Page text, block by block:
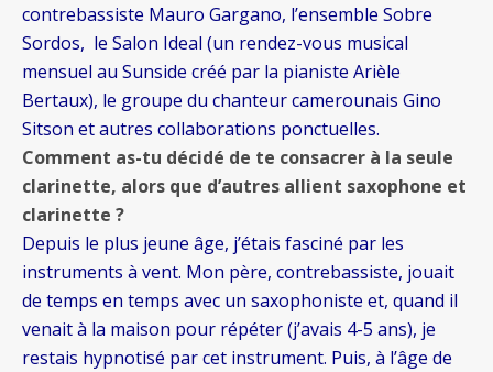
contrebassiste Mauro Gargano, l’ensemble Sobre
Sordos, le Salon Ideal (un rendez-vous musical
mensuel au Sunside créé par la pianiste Arièle
Bertaux), le groupe du chanteur camerounais Gino
Sitson et autres collaborations ponctuelles.
Comment as-tu décidé de te consacrer à la seule
clarinette, alors que d’autres allient saxophone et
clarinette ?
Depuis le plus jeune âge, j’étais fasciné par les
instruments à vent. Mon père, contrebassiste, jouait
de temps en temps avec un saxophoniste et, quand il
venait à la maison pour répéter (j’avais 4-5 ans), je
restais hypnotisé par cet instrument. Puis, à l’âge de